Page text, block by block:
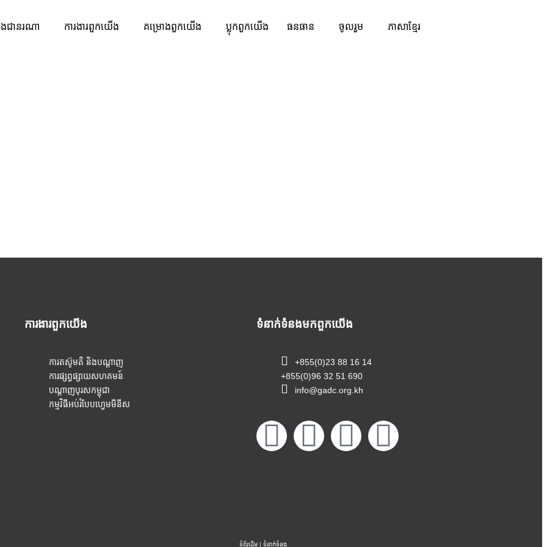
ជានរណា ការងារ​ពួកយើង គម្រោងពួកយើង ប្លុកពួកយើង ធនធាន ចូលរួម ភាសាខ្មែរ
ការងារ​ពួកយើង
ការតស៊ូមតិ និងបណ្តាញ
ការផ្សព្វផ្សាយសហគមន៍
បណ្តាញបុរសកម្ពុជា
កម្មវិធីអប់រំបែបហ្វេមមីនីស
ទំនាក់ទំនងមក​ពួក​យើង
+855(0)23 88 16 14
+855(0)96 32 51 690
info@gadc.org.kh
ទំព័រដើម |​ ទំនាក់ទំនង